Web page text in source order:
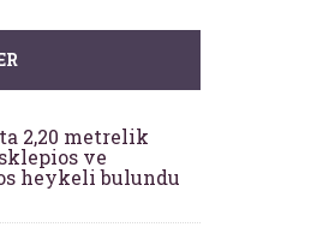
2,20 metrelik
ve
heykeli bulundu